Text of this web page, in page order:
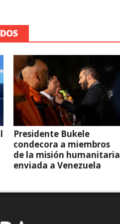
Presidente Bukele
condecora a miembros
de la misión humanitaria
enviada a Venezuela